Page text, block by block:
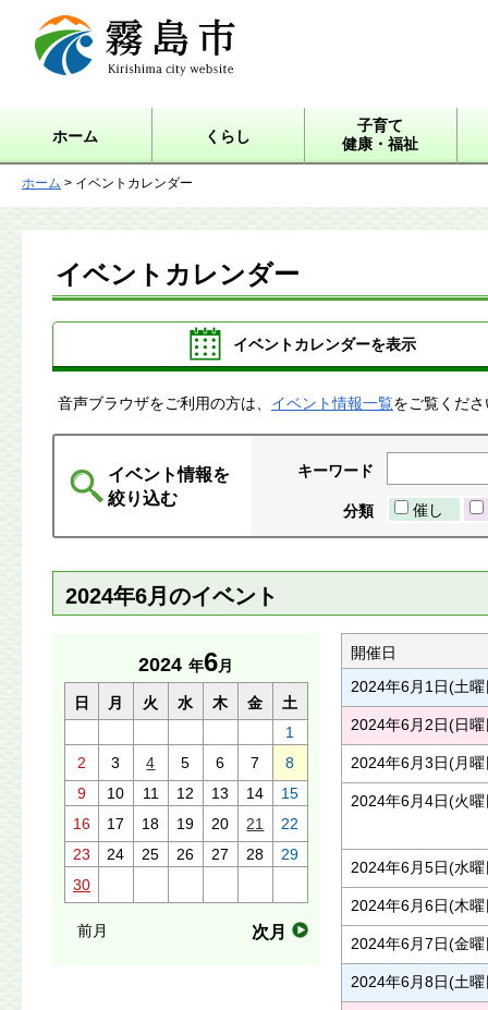
霧島市 Kirishima city
website
ホーム くらし
子育て
健康・福祉
ホーム > イベントカレンダー
イベントカレンダー
イベントカレンダーを表示
音声ブラウザをご利用の方は、 イベント情報一覧をご覧くだ
イベント情報を
絞り込む
キーワード
分類 催し
2024年6月のイベント
2024 年6月
日 月 火 水 木 金
土
1
2
3 4 5 6 7
8
9
10 11 12 13 14
15
16
17 18 19 20 21
22
23
24 25 26 27 28
29
30
前月 次月
開催日
2024年6月1日(土曜
2024年6月2日(日曜
2024年6月3日(月曜
2024年6月4日(火曜
2024年6月5日(水曜
2024年6月6日(木曜
2024年6月7日(金曜
2024年6月8日(土曜